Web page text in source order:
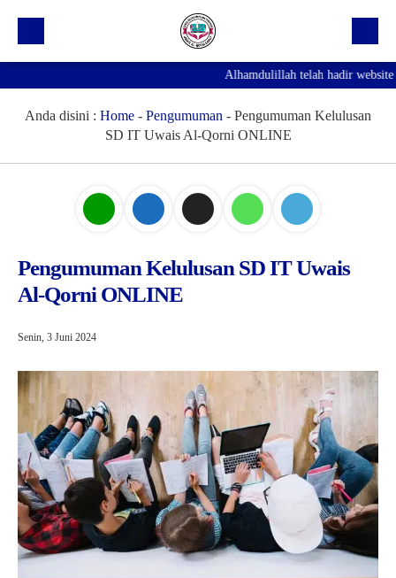
Profil Sekolah
Pengumuman
Alhamdulillah telah hadir website
Anda disini : Home - Pengumuman - Pengumuman Kelulusan
SD IT Uwais Al-Qorni ONLINE
Pengumuman Kelulusan SD IT Uwais
Al-Qorni ONLINE
Senin, 3 Juni 2024